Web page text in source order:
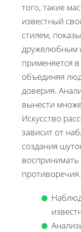
того, такие
известный
стилем,
дружелюбным
применяется
объединяя
доверия.
вынести
Искусство
зависит от
создания
противоречия.